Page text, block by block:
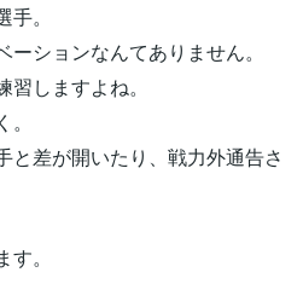
。
ションなんてありません。
しますよね。
と差が開いたり、戦力外通告さ
。